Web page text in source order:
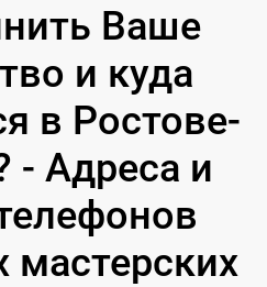
Ваше
и куда
в Ростове-
- Адреса и
мастерских